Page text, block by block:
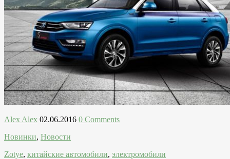
Alex Alex 02.06.2016 0 Comments
Новинки, Новости
Zotye, китайские автомобили, электромобили